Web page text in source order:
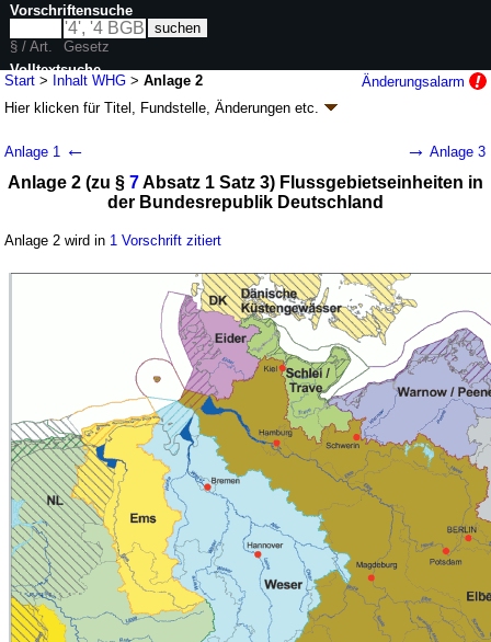
Start > Inhalt WHG >Anlage 2
Änderungsalarm
Hier klicken fürTitel, Fundstelle, Änderungen etc.
Artikel 8G. v. 22.07.2026BGBl. 2026 I Nr. 224
Geltung ab 01.03.2010; FNA: 753-13Wasserwirtschaft
wird in 305 Vorschriften zitiert
Kapitel 6 Bußgeld- und Überleitungsbestimmungen
Anlage 1 ← → Anlage 3
Anlage 2 (zu § 7Absatz 1 Satz 3) Flussgebietseinheiten in
der Bundesrepublik Deutschland
Anlage 2 wird in 1 Vorschrift zitiert
Vorschriftensuche
§ / Art.
Gesetz
Volltextsuche
nur in WHG